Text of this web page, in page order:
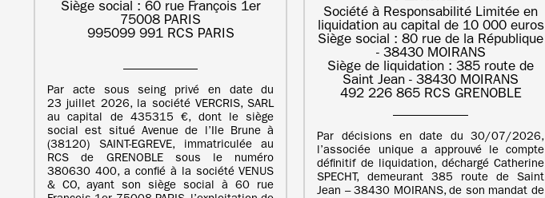
Siège social : 60 rue François 1er
75008 PARIS
995099 991 RCS PARIS
Par acte sous seing privé en date du
23 juillet 2026, la société VERCRIS, SARL
au capital de 435315 €, dont le siège
social est situé Avenue de l’Ile Brune à
(38120) SAINT-EGREVE, immatriculée au
RCS de GRENOBLE sous le numéro
380630 400, a confié à la société VENUS
& CO, ayant son siège social à 60 rue
Société à Responsabilité Limitée en
liquidation au capital de 10 000 euros
Siège social : 80 rue de la République
- 38430 MOIRANS
Siège de liquidation : 385 route de
Saint Jean - 38430 MOIRANS
492 226 865 RCS GRENOBLE
Par décisions en date du 30/07/2026,
l’associée unique a approuvé le compte
définitif de liquidation, déchargé Catherine
SPECHT, demeurant 385 route de Saint
Jean – 38430 MOIRANS, de son mandat de